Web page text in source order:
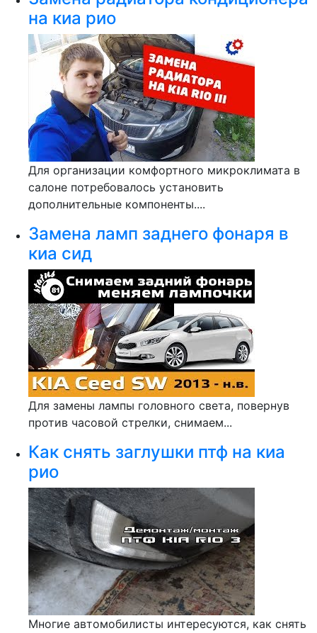
на киа рио
Для организации комфортного микроклимата в
салоне потребовалось установить
дополнительные компоненты....
Замена ламп заднего фонаря в
киа сид
Для замены лампы головного света, повернув
против часовой стрелки, снимаем...
Как снять заглушки птф на киа
рио
Многие автомобилисты интересуются, как снять